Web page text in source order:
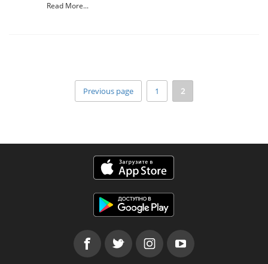
Read More...
Previous page 1 2